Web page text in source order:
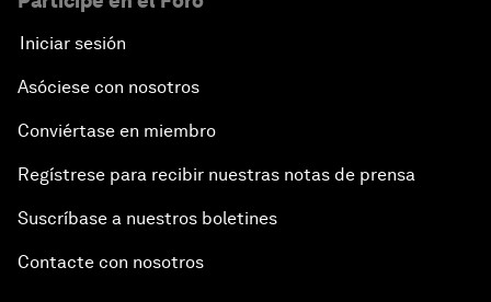
Iniciar sesión
Asóciese con nosotros
Conviértase en miembro
Regístrese para recibir nuestras notas de prensa
Suscríbase a nuestros boletines
Contacte con nosotros